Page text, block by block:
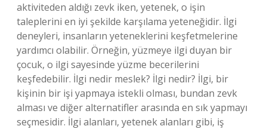
aktiviteden aldığı zevk iken, yetenek, o işin
taleplerini en iyi şekilde karşılama yeteneğidir. İlgi
deneyleri, insanların yeteneklerini keşfetmelerine
yardımcı olabilir. Örneğin, yüzmeye ilgi duyan bir
çocuk, o ilgi sayesinde yüzme becerilerini
keşfedebilir. İlgi nedir meslek? İlgi nedir? İlgi, bir
kişinin bir işi yapmaya istekli olması, bundan zevk
alması ve diğer alternatifler arasında en sık yapmayı
seçmesidir. İlgi alanları, yetenek alanları gibi, iş